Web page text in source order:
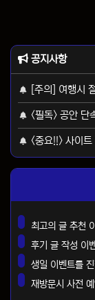
공지사항
[주의] 여행시
<필독> 공안 단
<중요!!> 사이
최고의 글 추천
후기 글 작성 이
생일 이벤트를
재방문시 사전